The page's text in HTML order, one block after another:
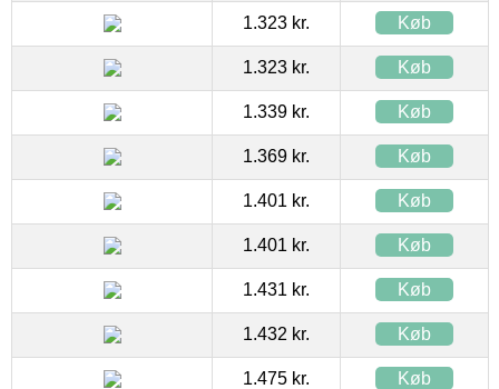
1.323 kr. Køb
1.323 kr. Køb
1.339 kr. Køb
1.369 kr. Køb
1.401 kr. Køb
1.401 kr. Køb
1.431 kr. Køb
1.432 kr. Køb
1.475 kr. Køb